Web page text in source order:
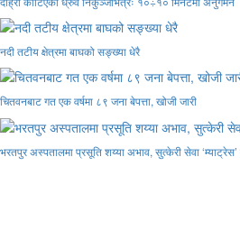
नदी तटीय क्षेत्रमा बाघको सङ्ख्या धेरै
चितवनबाट गत एक वर्षमा ८९ जना बेपत्ता, खोजी जारी
भरतपुर अस्पतालमा प्रसूति शय्या अभाव, सुत्केरी सेवा ‘म्याट्रेस’